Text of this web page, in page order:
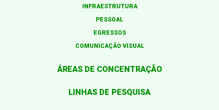
INFRAESTRUTURA
PESSOAL
EGRESSOS
COMUNICAÇÃO VISUAL
ÁREAS DE CONCENTRAÇÃO
LINHAS DE PESQUISA